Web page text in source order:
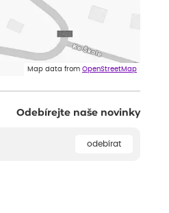
Map data from OpenStreetMap
Odebírejte naše novinky
odebírat